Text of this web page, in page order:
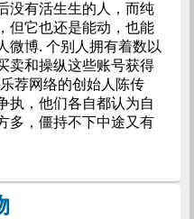
没有活生生的人，而纯
但它也还是能动，也能
微博. 个别人拥有着数以
卖和操纵这些账号获得
荐网络的创始人陈传
执，他们各自都认为自
多，僵持不下中途又有